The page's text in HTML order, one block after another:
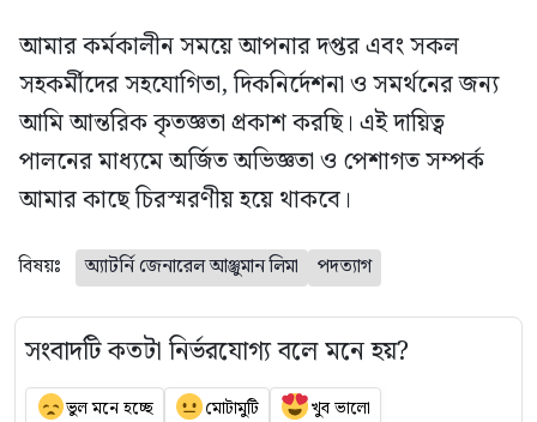
আমার কর্মকালীন সময়ে আপনার দপ্তর এবং সকল
সহকর্মীদের সহযোগিতা, দিকনির্দেশনা ও সমর্থনের জন্য
আমি আন্তরিক কৃতজ্ঞতা প্রকাশ করছি। এই দায়িত্ব
পালনের মাধ্যমে অর্জিত অভিজ্ঞতা ও পেশাগত সম্পর্ক
আমার কাছে চিরস্মরণীয় হয়ে থাকবে।
বিষয়ঃ অ্যাটর্নি জেনারেল আঞ্জুমান লিমা পদত্যাগ
সংবাদটি কতটা নির্ভরযোগ্য বলে মনে হয়?
ভুল মনে হচ্ছে মোটামুটি খুব ভালো